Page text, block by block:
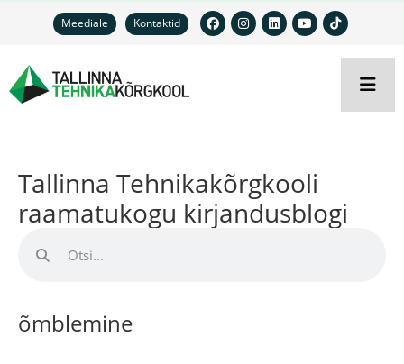
Meediale Kontaktid
Tallinna Tehnikakõrgkooli
raamatukogu kirjandusblogi
õmblemine